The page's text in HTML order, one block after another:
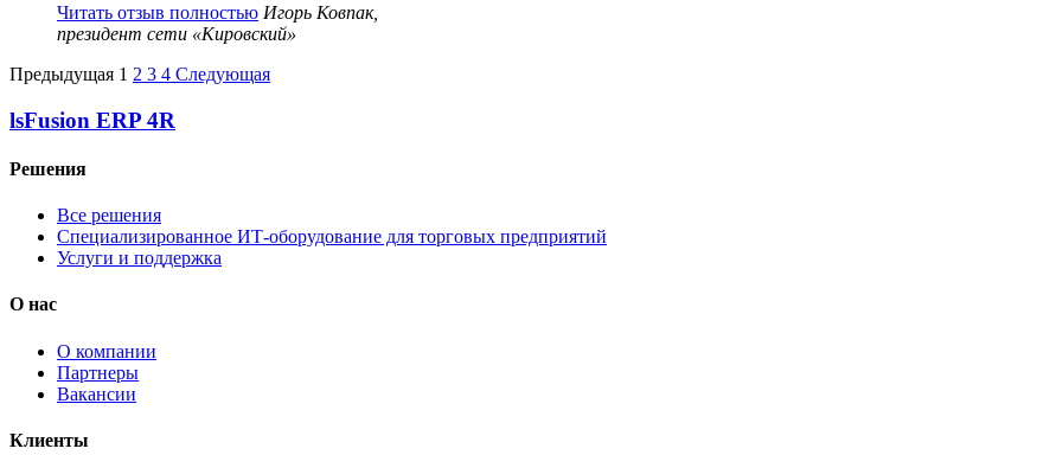
Читать отзыв полностью Игорь Ковпак,
президент сети «Кировский»
Предыдущая 1 2 3 4 Следующая
lsFusion ERP 4R
Решения
Все решения
Специализированное ИТ-оборудование для торговых предприятий
Услуги и поддержка
О нас
О компании
Партнеры
Вакансии
Клиенты